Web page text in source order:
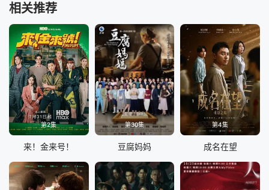
相关推荐
第2集
来！金来号！
第30集
豆腐妈妈
第4集
成名在望